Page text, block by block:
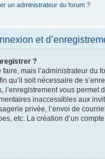
un administrateur du forum ?
et
?
mais l’administrateur du
qu’il soit nécessaire de
l’enregistrement vous permet
inaccessibles aux
privée, l’envoi de
etc. La création d’un